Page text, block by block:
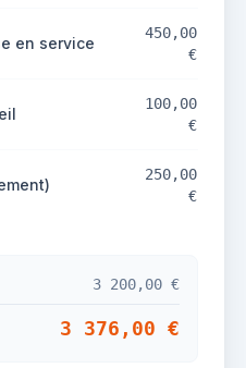
en service
450,00
€
100,00
€
250,00
€
3 200,00 €
3 376,00 €